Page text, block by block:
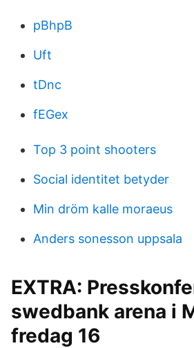
pBhpB
Uft
tDnc
fEGex
Top 3 point shooters
Social identitet betyder
Min dröm kalle moraeus
Anders sonesson uppsala
EXTRA:
swedbank arena i
fredag 16